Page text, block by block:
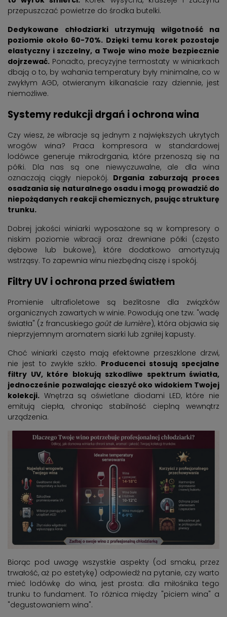
przepuszczać powietrze do środka butelki.
Dedykowane chłodziarki utrzymują wilgotność na
poziomie około 60-70%. Dzięki temu korek pozostaje
elastyczny i szczelny, a Twoje wino może bezpiecznie
dojrzewać. Ponadto, precyzyjne termostaty w winiarkach
dbają o to, by wahania temperatury były minimalne, co w
zwykłym AGD, otwieranym kilkanaście razy dziennie, jest
niemożliwe.
Systemy redukcji drgań i ochrona wina
Czy wiesz, że wibracje są jednym z największych ukrytych
wrogów wina? Praca kompresora w standardowej
lodówce generuje mikrodrgania, które przenoszą się na
półki. Dla nas są one niewyczuwalne, ale dla wina
oznaczają ciągły niepokój. Drgania zaburzają proces
osadzania się naturalnego osadu i mogą prowadzić do
niepożądanych reakcji chemicznych, psując strukturę
trunku.
Dobrej jakości winiarki wyposażone są w kompresory o
niskim poziomie wibracji oraz drewniane półki (często
dębowe lub bukowe), które dodatkowo amortyzują
wstrząsy. To zapewnia winu niezbędną ciszę i spokój.
Filtry UV i ochrona przed światłem
Promienie ultrafioletowe są bezlitosne dla związków
organicznych zawartych w winie. Powodują one tzw. "wadę
światła" (z francuskiego goût de lumière), która objawia się
nieprzyjemnym aromatem siarki lub zgniłej kapusty.
Choć winiarki często mają efektowne przeszklone drzwi,
nie jest to zwykłe szkło. Producenci stosują specjalne
filtry UV, które blokują szkodliwe spektrum światła,
jednocześnie pozwalając cieszyć oko widokiem Twojej
kolekcji. Wnętrza są oświetlane diodami LED, które nie
emitują ciepła, chroniąc stabilność cieplną wewnątrz
urządzenia.
Biorąc pod uwagę wszystkie aspekty (od smaku, przez
trwałość, aż po estetykę) odpowiedź na pytanie, czy warto
mieć lodówkę do wina, jest prosta: dla miłośnika tego
trunku to fundament. To różnica między "piciem wina" a
"degustowaniem wina".